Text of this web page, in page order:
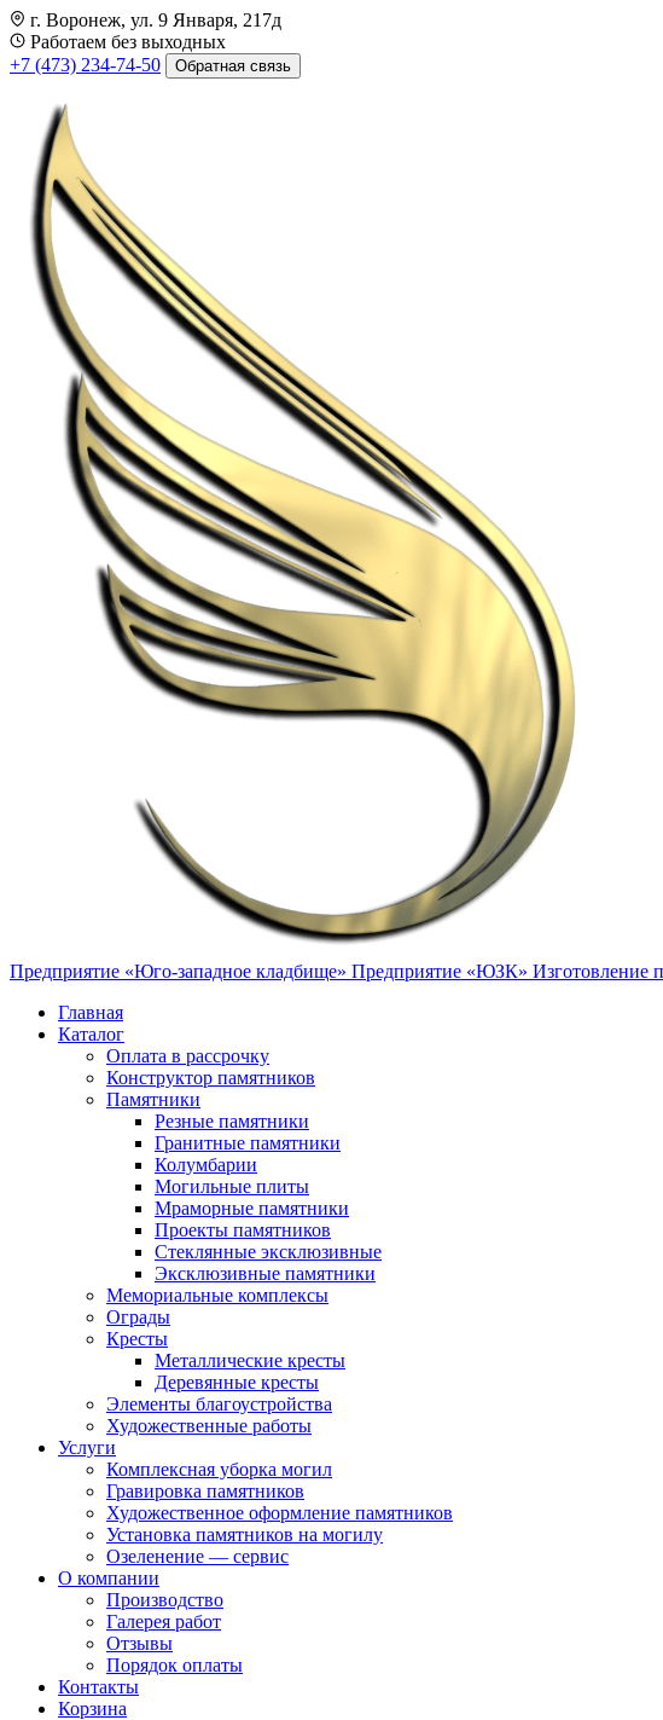
г. Воронеж, ул. 9 Января, 217д
Работаем без выходных
+7 (473) 234-74-50
Обратная связь
Предприятие «Юго-западное кладбище» Предприятие «ЮЗК» Изготовление
Главная
Каталог
Оплата в рассрочку
Конструктор памятников
Памятники
Резные памятники
Гранитные памятники
Колумбарии
Могильные плиты
Мраморные памятники
Проекты памятников
Стеклянные эксклюзивные
Эксклюзивные памятники
Мемориальные комплексы
Ограды
Кресты
Металлические кресты
Деревянные кресты
Элементы благоустройства
Художественные работы
Услуги
Комплексная уборка могил
Гравировка памятников
Художественное оформление памятников
Установка памятников на могилу
Озеленение — сервис
О компании
Производство
Галерея работ
Отзывы
Порядок оплаты
Контакты
Корзина